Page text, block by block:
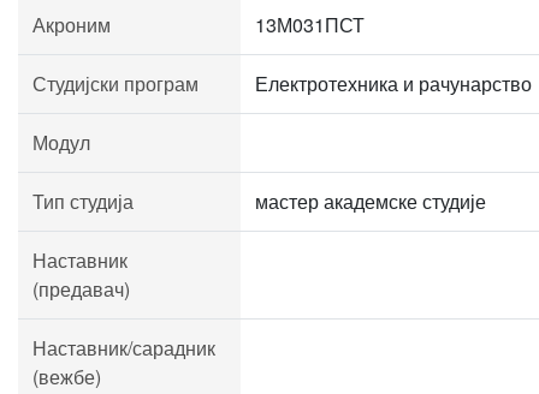
Акроним 13М031ПСТ
Студијски програм Електротехника и рачунарство
Модул
Тип студија мастер академске студије
Наставник
(предавач)
Наставник/сарадник
(вежбе)